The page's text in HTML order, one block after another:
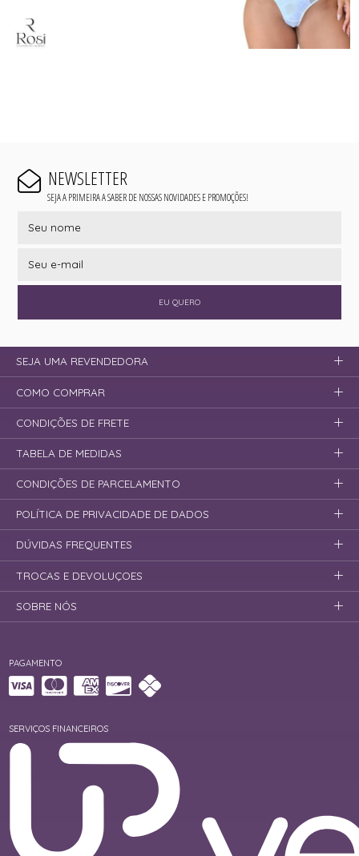
NEWSLETTER
SEJA A PRIMEIRA A SABER DE NOSSAS NOVIDADES E PROMOÇÕES!
EU QUERO
PAGAMENTO
SERVIÇOS FINANCEIROS
SEJA UMA REVENDEDORA
COMO COMPRAR
CONDIÇÕES DE FRETE
TABELA DE MEDIDAS
CONDIÇÕES DE PARCELAMENTO
POLÍTICA DE PRIVACIDADE DE DADOS
DÚVIDAS FREQUENTES
TROCAS E DEVOLUÇOES
SOBRE NÓS